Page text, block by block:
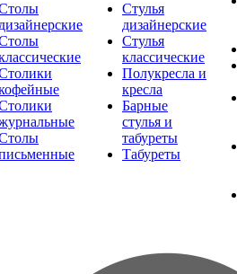
дизайнерские
Стулья
дизайнерские
Стулья
классические
Полукресла и
кресла
Барные
стулья и
табуреты
Табуреты